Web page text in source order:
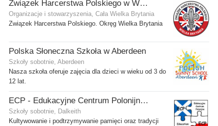
Związek Harcerstwa Polskiego w Wielkiej Brytanii
Organizacje i stowarzyszenia, Cała Wielka Brytania
Związek Harcerstwa Polskiego. Okręg Wielka Brytania
Polska Słoneczna Szkoła w Aberdeen
Szkoły sobotnie, Aberdeen
Nasza szkoła oferuje zajęcia dla dzieci w wieku od 3 do
12 lat.
ECP - Edukacyjne Centrum Polonijne SCIO - Dalkeith
Szkoły sobotnie, Dalkeith
Kultywowanie i podtrzymywanie pamięci oraz tradycji